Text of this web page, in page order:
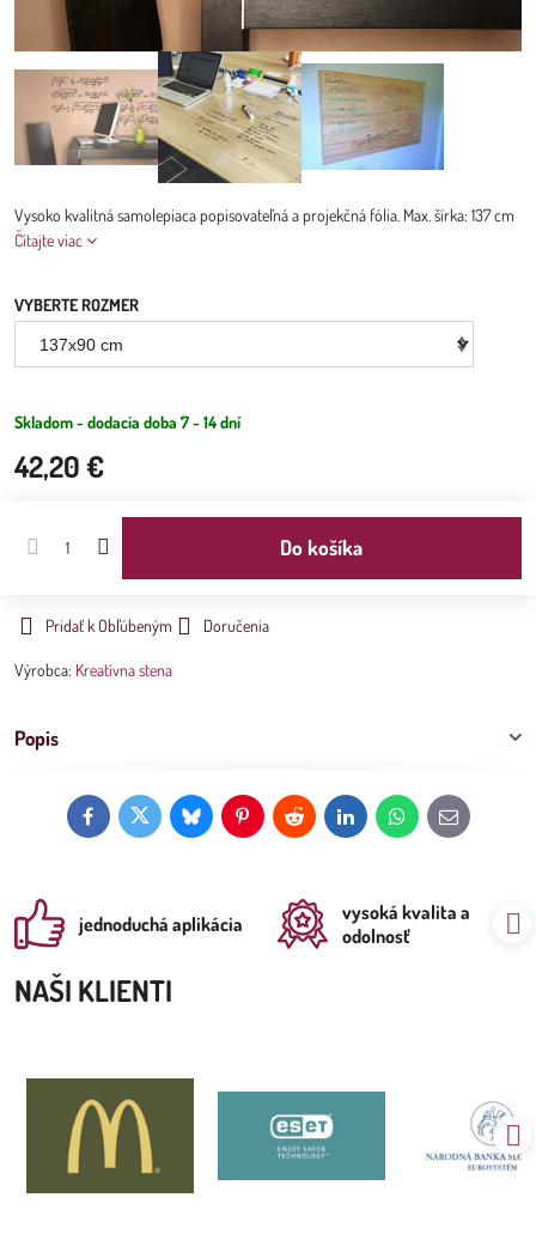
Vysoko kvalitná samolepiaca popisovateľná a projekčná fólia. Max. šírka: 137 cm
Čítajte viac
VYBERTE ROZMER
Skladom - dodacia doba 7 - 14 dní
42,20 €
Do košíka
Pridať k Obľúbeným Doručenia
Výrobca: Kreatívna stena
Popis
FacebookTwitter BlueskyPinterestReddit LinkedInWhatsApp
E-
mail
jednoduchá aplikácia
vysoká kvalita a
odolnosť
NAŠI KLIENTI